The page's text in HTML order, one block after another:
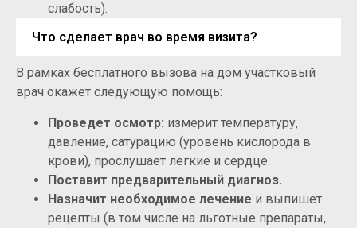
слабость).
Что сделает врач во время визита?
В рамках бесплатного вызова на дом участковый
врач окажет следующую помощь:
Проведет осмотр: измерит температуру,
давление, сатурацию (уровень кислорода в
крови), прослушает легкие и сердце.
Поставит предварительный диагноз.
Назначит необходимое лечение и выпишет
рецепты (в том числе на льготные препараты,